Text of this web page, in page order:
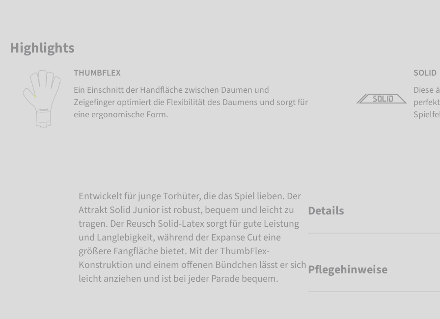
Highlights
THUMBFLEX
Ein Einschnitt der Handfläche zwischen Daumen und
Zeigefinger optimiert die Flexibilität des Daumens und sorgt für
eine ergonomische Form.
SOLID
Diese
Entwickelt für junge Torhüter, die das Spiel lieben. Der
Attrakt Solid Junior ist robust, bequem und leicht zu
tragen. Der Reusch Solid-Latex sorgt für gute Leistung
und Langlebigkeit, während der Expanse Cut eine
größere Fangfläche bietet. Mit der ThumbFlex-
Konstruktion und einem offenen Bündchen lässt er sich
leicht anziehen und ist bei jeder Parade bequem.
Details
Pflegehinweise